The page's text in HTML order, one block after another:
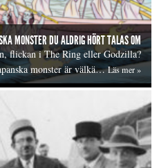
MONSTER DU ALDRIG HÖRT TALAS OM
flickan i The Ring eller Godzilla?
monster är välkä…Läs mer »